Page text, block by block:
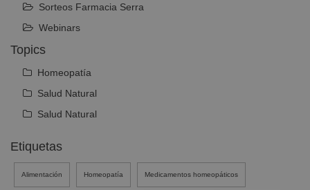
Sorteos Farmacia Serra
Webinars
Topics
Homeopatía
Salud Natural
Salud Natural
Etiquetas
Alimentación Homeopatía Medicamentos homeopáticos